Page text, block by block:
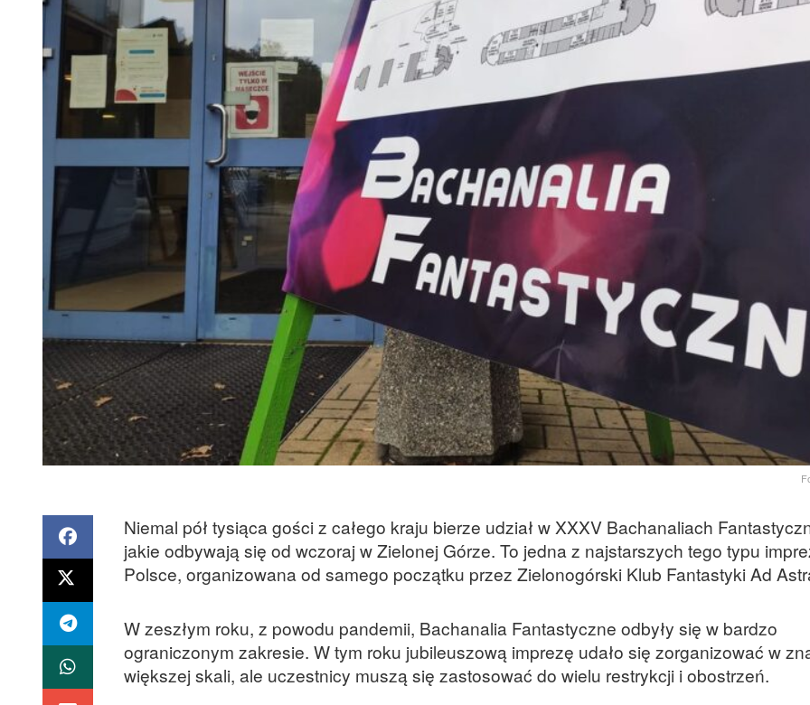
Niemal pół tysiąca gości z całego kraju bierze udział w XXXV Bachanaliach
jakie odbywają się od wczoraj w Zielonej Górze. To jedna z najstarszych tego typu
Polsce, organizowana od samego początku przez Zielonogórski Klub Fantastyki Ad
W zeszłym roku, z powodu pandemii, Bachanalia Fantastyczne odbyły się w bardzo
ograniczonym zakresie. W tym roku jubileuszową imprezę udało się zorganizować w
większej skali, ale uczestnicy muszą się zastosować do wielu restrykcji i obostrzeń.